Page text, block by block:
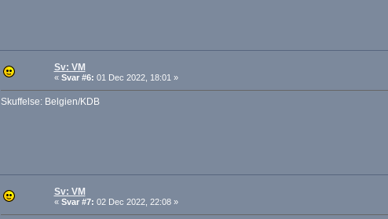
Sv: VM
« Svar #6: 01 Dec 2022, 18:01 »
Skuffelse: Belgien/KDB
Sv: VM
« Svar #7: 02 Dec 2022, 22:08 »